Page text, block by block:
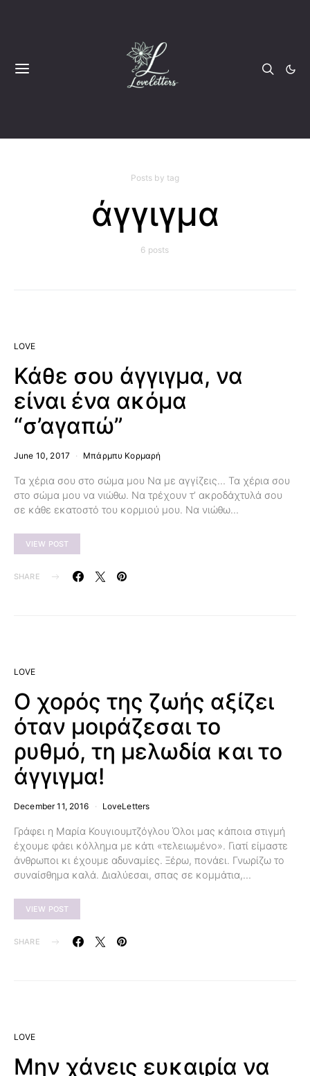
Posts by tag
άγγιγμα
6 posts
LOVE
Κάθε σου άγγιγμα, να
είναι ένα ακόμα
“σ’αγαπώ”
June 10, 2017 Μπάρμπυ Κορμαρή
Τα χέρια σου στο σώμα μου Να με αγγίζεις… Τα χέρια σου
στο σώμα μου να νιώθω. Να τρέχουν τ’ ακροδάχτυλά σου
σε κάθε εκατοστό του κορμιού μου. Να νιώθω…
VIEW POST
SHARE
LOVE
Ο χορός της ζωής αξίζει
όταν μοιράζεσαι το
ρυθμό, τη μελωδία και το
άγγιγμα!
December 11, 2016 LoveLetters
Γράφει η Μαρία Κουγιουμτζόγλου Όλοι μας κάποια στιγμή
έχουμε φάει κόλλημα με κάτι «τελειωμένο». Γιατί είμαστε
άνθρωποι κι έχουμε αδυναμίες. Ξέρω, πονάει. Γνωρίζω το
συναίσθημα καλά. Διαλύεσαι, σπας σε κομμάτια,…
VIEW POST
SHARE
LOVE
Μην χάνεις ευκαιρία να